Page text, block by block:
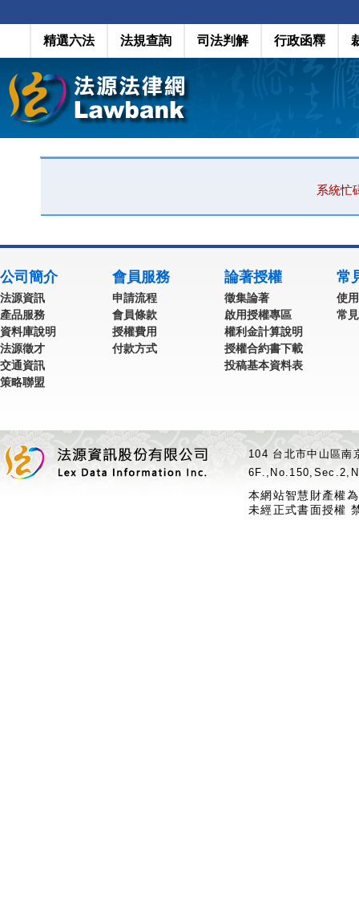
精選六法 法規查詢 司法判解 行政函釋
系統忙
公司簡介
法源資訊
產品服務
資料庫說明
法源徵才
交通資訊
策略聯盟
會員服務
申請流程
會員條款
授權費用
付款方式
論著授權
徵集論著
啟用授權專區
權利金計算說明
授權合約書下載
投稿基本資料表
常
使
常
104 台北市中山區
本網站智慧財產權
未經正式書面授權